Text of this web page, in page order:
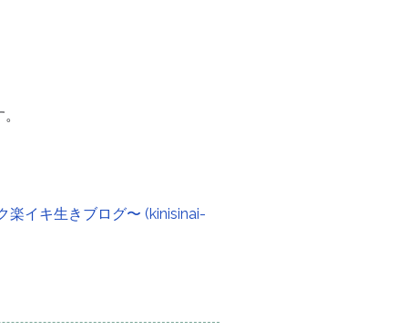
楽イキ生きブログ〜 (kinisinai-